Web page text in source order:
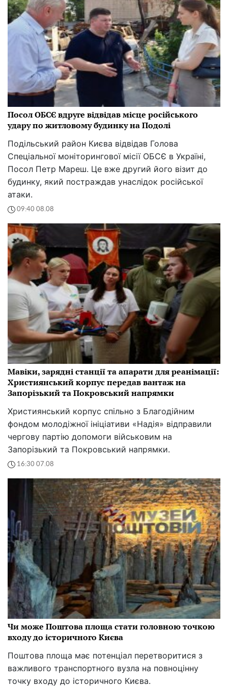
Посол ОБСЄ вдруге відвідав місце російського
удару по житловому будинку на Подолі
Подільський район Києва відвідав Голова
Спеціальної моніторингової місії ОБСЄ в Україні,
Посол Петр Мареш. Це вже другий його візит до
будинку, який постраждав унаслідок російської
атаки.
09:40 08.08
Мавіки, зарядні станції та апарати для реанімації:
Християнський корпус передав вантаж на
Запорізький та Покровський напрямки
Християнський корпус спільно з Благодійним
фондом молодіжної ініціативи «Надія» відправили
чергову партію допомоги військовим на
Запорізький та Покровський напрямки.
16:30 07.08
Чи може Поштова площа стати головною точкою
входу до історичного Києва
Поштова площа має потенціал перетворитися з
важливого транспортного вузла на повноцінну
точку входу до історичного Києва.